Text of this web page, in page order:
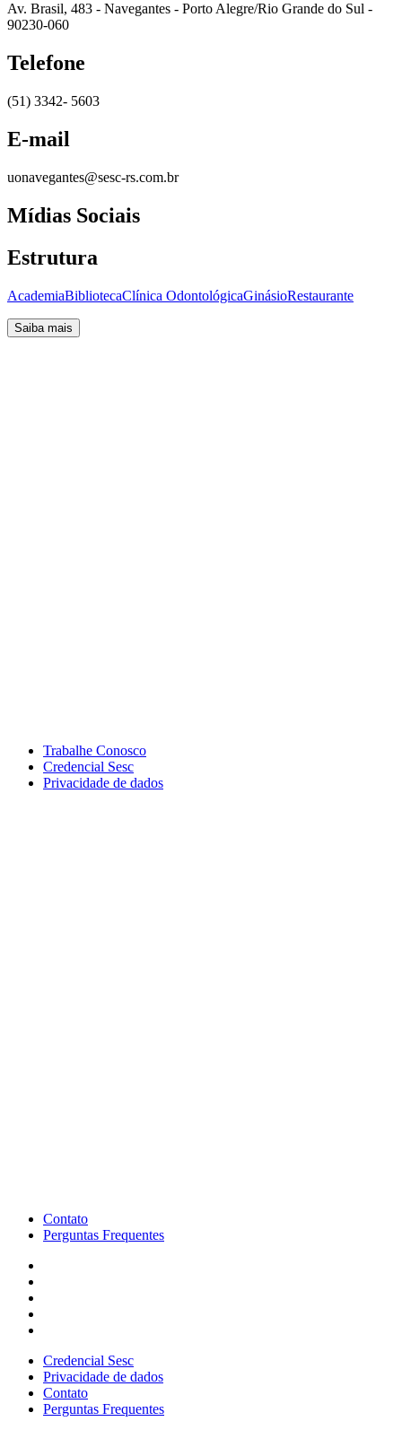
Av. Brasil, 483 - Navegantes - Porto Alegre/Rio Grande do Sul -
90230-060
Telefone
(51) 3342- 5603
E-mail
uonavegantes@sesc-rs.com.br
Mídias Sociais
Estrutura
AcademiaBibliotecaClínica OdontológicaGinásioRestaurante
Saiba mais
Trabalhe Conosco
Credencial Sesc
Privacidade de dados
Contato
Perguntas Frequentes
Credencial Sesc
Privacidade de dados
Contato
Perguntas Frequentes